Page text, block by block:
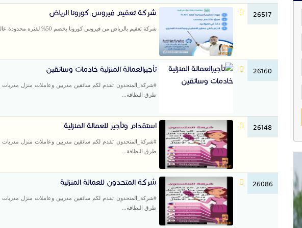
26517 شركة تعقيم فيروس كورونا الرياض
شركة تعقيم بالرياض من فيروس كورونا بخصم 50% لفتره محدودة عالم المثالية...
26160 تأجيرالعمالة المنزلية خادمات وسائقين
#شركة_المتحدون تقدم لكم سائقين مدربين وعاملات منزل
طرق النظافة...
26148 استقدام وتأجير للعمالة المنزلية
#شركة_المتحدون تقدم لكم سائقين مدربين وعاملات منزل
طرق النظافة...
26086 شركة المتحدون للعمالة المنزلية
#شركة_المتحدون تقدم لكم سائقين مدربين وعاملات منزل
طرق النظافة...